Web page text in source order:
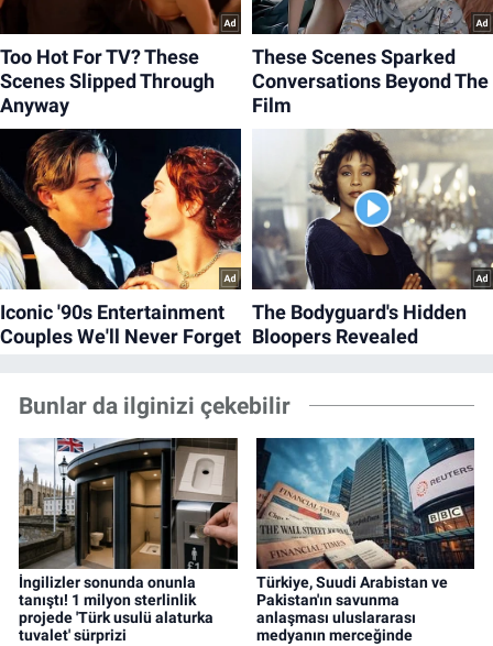
Bunlar da ilginizi çekebilir
İngilizler sonunda onunla
tanıştı! 1 milyon sterlinlik
projede 'Türk usulü alaturka
tuvalet' sürprizi
Türkiye, Suudi Arabistan ve
Pakistan'ın savunma
anlaşması uluslararası
medyanın merceğinde